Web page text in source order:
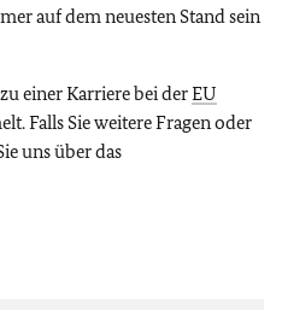
auf dem neuesten Stand sein
einer Karriere bei derEU
Falls Sie weitere Fragen oder
uns über das